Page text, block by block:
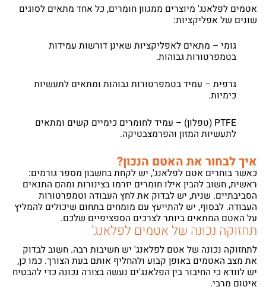
אטמים לפלאנג' מיוצרים ממגוון חומרים, כל אחד מתאים לסוגים
שונים של אפליקציות:
גומי – מתאים לאפליקציות שאינן דורשות עמידות
בטמפרטורות גבוהות.
גרפית – עמיד בטמפרטורות גבוהות ומתאים לתעשיות
כימיות.
PTFE (טפלון) – עמיד לחומרים כימיים קשים ומתאים
לתעשיות המזון והפרמצבטיקה.
איך לבחור את האטם הנכון?
כאשר בוחרים אטם לפלאנג', יש לקחת בחשבון מספר גורמים:
ראשית, חשוב להבין אילו חומרים יזרמו בצינורות ומהם התנאים
הסביבתיים. שנית, יש לבדוק את לחץ העבודה וטמפרטורות
העבודה. לבסוף, יש להתייעץ עם מומחים בתחום שיכולים להמליץ
על האטם המתאים ביותר לצרכים הספציפיים שלכם.
תחזוקה נכונה של אטמים לפלאנג'
לתחזוקה נכונה של אטם לפלאנג' יש חשיבות רבה. חשוב לבדוק
את מצב האטמים באופן קבוע ולהחליף אותם בעת הצורך. כמו כן,
יש לוודא כי החיבור בין הפלאנג'ים נעשה בצורה נכונה כדי להבטיח
איטום מרבי.